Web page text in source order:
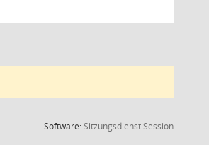
Software:SitzungsdienstSession(Wird in